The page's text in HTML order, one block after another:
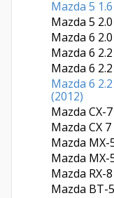
Mazda 5
Mazda 5
Mazda 6
Mazda 6
Mazda 6
Mazda 6
(2012)
Mazda CX-
Mazda CX
Mazda MX-
Mazda MX-
Mazda RX-8
Mazda BT-